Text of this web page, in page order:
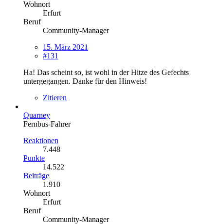
Wohnort
Erfurt
Beruf
Community-Manager
15. März 2021
#131
Ha! Das scheint so, ist wohl in der Hitze des Gefechts
untergegangen. Danke für den Hinweis!
Zitieren
Quarney
Fernbus-Fahrer
Reaktionen
7.448
Punkte
14.522
Beiträge
1.910
Wohnort
Erfurt
Beruf
Community-Manager